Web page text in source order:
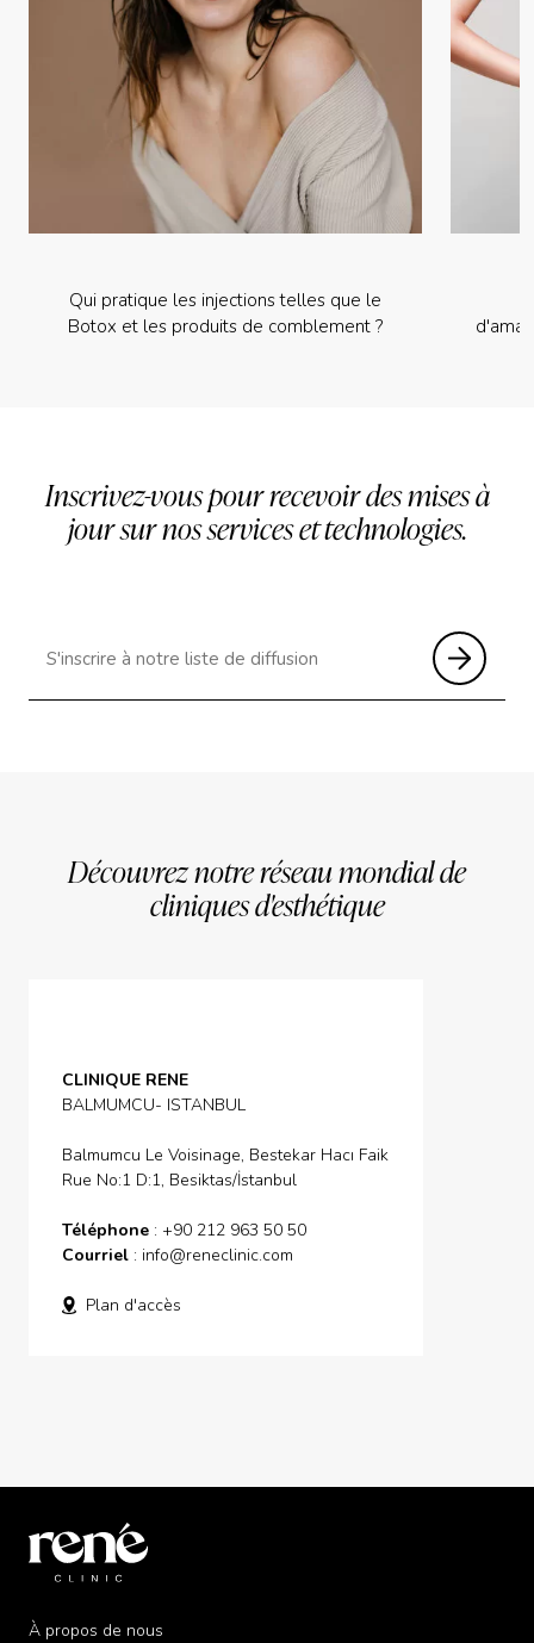
Qui pratique les injections telles que le
Botox et les produits de comblement ?
Inscrivez-vous pour recevoir des mises à
jour sur nos services et technologies.
Découvrez notre réseau mondial de
cliniques d'esthétique
CLINIQUE RENE
BALMUMCU- ISTANBUL
Balmumcu Le Voisinage, Bestekar Hacı Faik
Rue No:1 D:1, Besiktas/İstanbul
Téléphone : +90 212 963 50 50
Courriel : info@reneclinic.com
Plan d'accès
À propos de nous